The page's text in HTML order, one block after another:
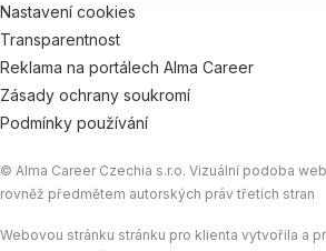
Nastavení cookies
Transparentnost
Reklama na portálech Alma Career
Zásady ochrany soukromí
Podmínky používání
© Alma Career Czechia s.r.o. Vizuální podoba
rovněž předmětem autorských práv třetích stran
Webovou stránku stránku pro klienta vytvořila a